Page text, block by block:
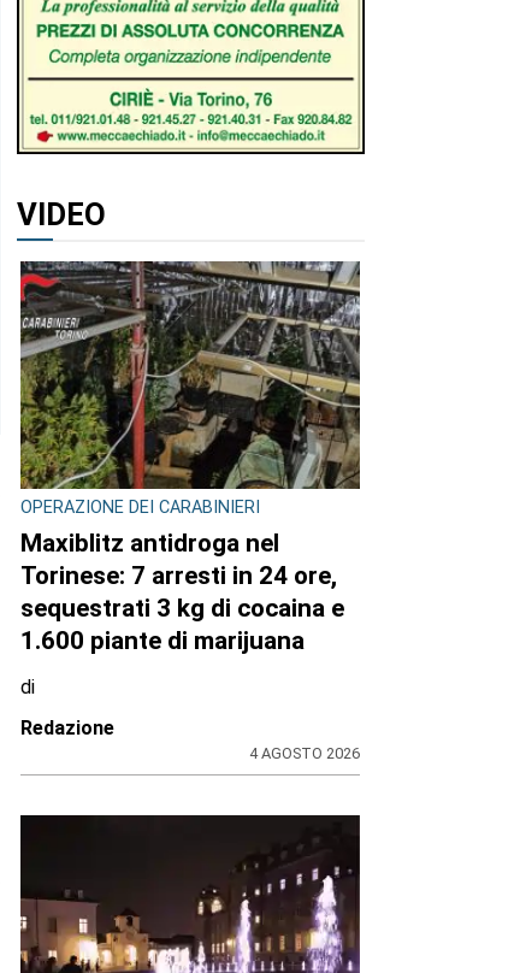
VIDEO
OPERAZIONE DEI CARABINIERI
Maxiblitz antidroga nel
Torinese: 7 arresti in 24 ore,
sequestrati 3 kg di cocaina e
1.600 piante di marijuana
di
Redazione
4 AGOSTO 2026